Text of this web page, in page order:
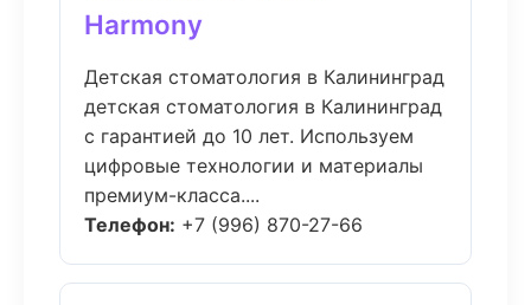
Harmony
Детская стоматология в Калининград
детская стоматология в Калининград
с гарантией до 10 лет. Используем
цифровые технологии и материалы
премиум-класса....
Телефон: +7 (996) 870-27-66